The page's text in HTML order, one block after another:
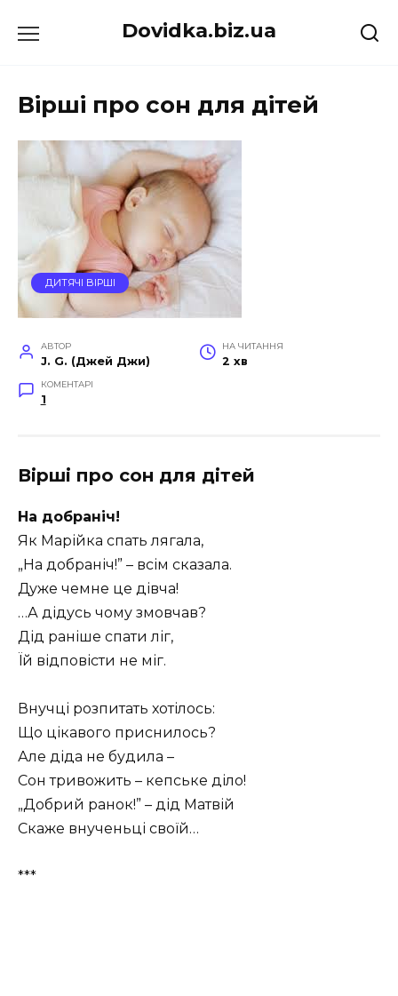
до
Dovidka.biz.ua
Вірші про сон для дітей
ДИТЯЧІ ВІРШІ
АВТОР
J. G. (Джей Джи)
НА ЧИТАННЯ
2 хв
КОМЕНТАРІ
1
Вірші про сон для дітей
На добраніч!
Як Марійка спать лягала,
„На добраніч!” – всім сказала.
Дуже чемне це дівча!
…А дідусь чому змовчав?
Дід раніше спати ліг,
Їй відповісти не міг.
Внучці розпитать хотілось:
Що цікавого приснилось?
Але діда не будила –
Сон тривожить – кепське діло!
„Добрий ранок!” – дід Матвій
Скаже внученьці своїй…
***